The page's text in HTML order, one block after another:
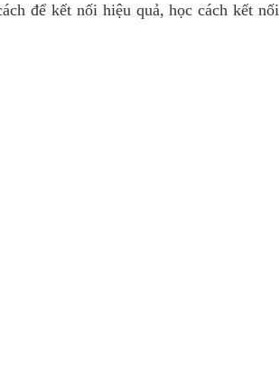
để kết nối hiệu quả, học cách kết nối